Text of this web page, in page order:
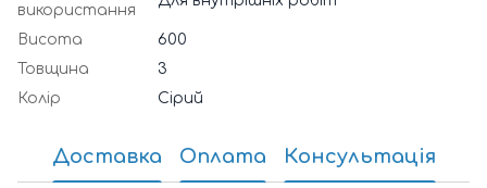
використання
Висота
600
Товщина
3
Колір
Сірий
Доставка Оплата Консультація